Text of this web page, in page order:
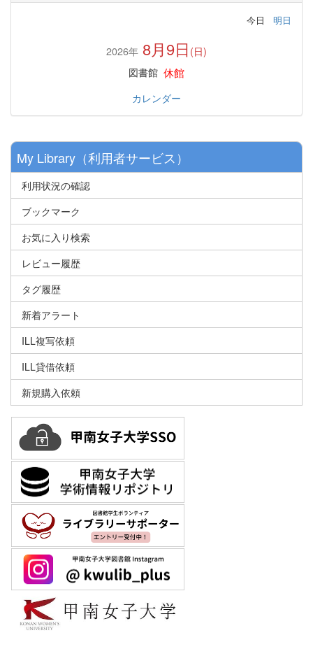
今日 明日
2026年 8月9日 (日)
図書館 休館
カレンダー
My Library（利用者サービス）
利用状況の確認
ブックマーク
お気に入り検索
レビュー履歴
タグ履歴
新着アラート
ILL複写依頼
ILL貸借依頼
新規購入依頼